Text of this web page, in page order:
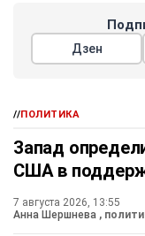
Дзен
//ПОЛИТИКА
Запад
США в
7 августа 2026, 13:55
Анна Шершнева ,